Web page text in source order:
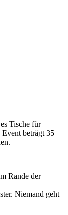
Tische für
beträgt 35
Rande der
Niemand geht